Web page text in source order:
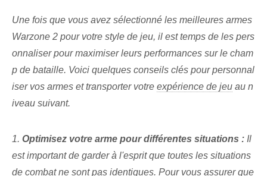
Une fois que vous avez sélectionné les meilleures armes
Warzone 2 pour votre style de jeu, il est temps de les pers
onnaliser pour maximiser leurs performances sur le cham
p de bataille. Voici quelques conseils clés pour personnal
iser vos armes et transporter votre expérience de jeu au n
iveau suivant.
1. Optimisez votre arme pour différentes situations : Il
est important de garder à l'esprit que toutes les situations
de combat ne sont pas identiques. Pour vous assurer que